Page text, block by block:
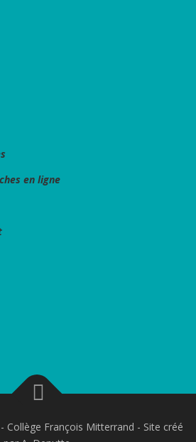
en ligne
Collège François Mitterrand - Site créé